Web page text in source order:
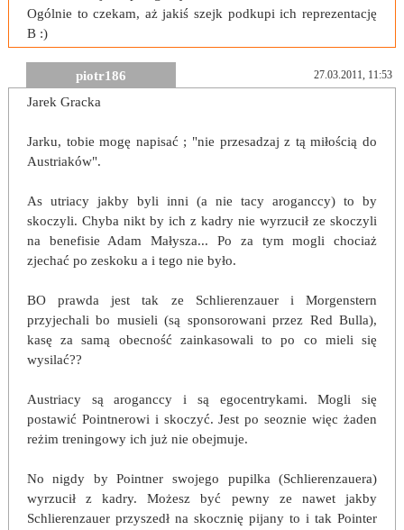
Ogólnie to czekam, aż jakiś szejk podkupi ich reprezentację
B :)
piotr186 27.03.2011, 11:53
Jarek Gracka
Jarku, tobie mogę napisać ; "nie przesadzaj z tą miłością do
Austriaków".
As utriacy jakby byli inni (a nie tacy aroganccy) to by
skoczyli. Chyba nikt by ich z kadry nie wyrzucił ze skoczyli
na benefisie Adam Małysza... Po za tym mogli chociaż
zjechać po zeskoku a i tego nie było.
BO prawda jest tak ze Schlierenzauer i Morgenstern
przyjechali bo musieli (są sponsorowani przez Red Bulla),
kasę za samą obecność zainkasowali to po co mieli się
wysilać??
Austriacy są aroganccy i są egocentrykami. Mogli się
postawić Pointnerowi i skoczyć. Jest po seoznie więc żaden
reżim treningowy ich już nie obejmuje.
No nigdy by Pointner swojego pupilka (Schlierenzauera)
wyrzucił z kadry. Możesz być pewny ze nawet jakby
Schlierenzauer przyszedł na skocznię pijany to i tak Pointer